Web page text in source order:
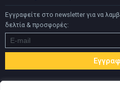
Εγγραφείτε στο newsletter για να
δελτία & προσφορές: